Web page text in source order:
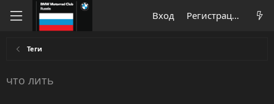
Вход Регистрация
Теги
что лить